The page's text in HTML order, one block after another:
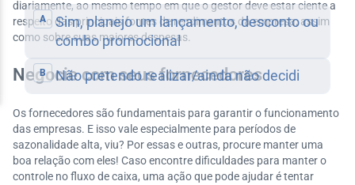
diariamente, ao mesmo tempo em que o gestor deve estar ciente a
respeito das principais fontes de rendimentos da empresa, assim
como sobre suas maiores despesas.
Negocie com seus fornecedores
Os fornecedores são fundamentais para garantir o funcionamento
das empresas. E isso vale especialmente para períodos de
sazonalidade alta, viu? Por essas e outras, procure manter uma
boa relação com eles! Caso encontre dificuldades para manter o
controle no fluxo de caixa, uma ação que pode ajudar é tentar